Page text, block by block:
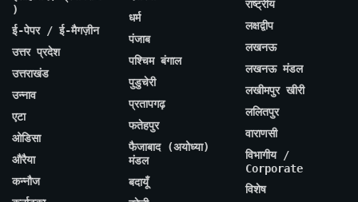
)
ई-पेपर / ई-मैगज़ीन
उत्तर प्रदेश
उत्तराखंड
उन्नाव
एटा
ओडिसा
औरैया
कन्नौज
धर्म
पंजाब
पश्चिम बंगाल
पुडुचेरी
प्रतापगढ़
फतेहपुर
फैजाबाद (अयोध्या)
मंडल
बदायूँ
राष्ट्रीय
लक्षद्वीप
लखनऊ
लखनऊ मंडल
लखीमपुर खीरी
ललितपुर
वाराणसी
विभागीय /
Corporate
विशेष